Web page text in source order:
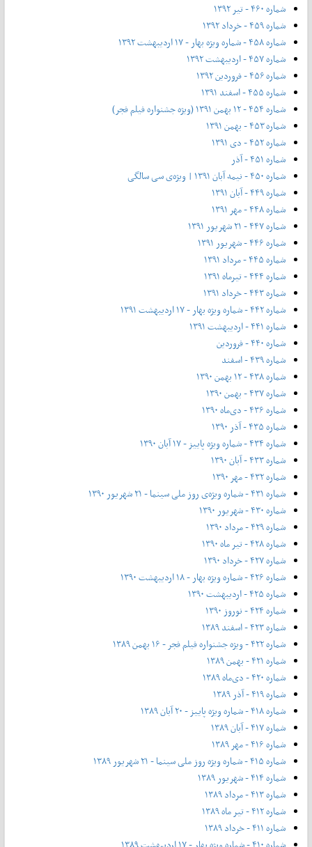
شماره ۴۶۰ - تیر ۱۳۹۲
شماره ۴۵۹ - خرداد ۱۳۹۲
شماره ۴۵۸ - شماره ویژه بهار - ۱۷ اردیبهشت ۱۳۹۲
شماره ۴۵۷ - اردیبهشت ۱۳۹۲
شماره ۴۵۶ - فروردین ۱۳۹۲
شماره ۴۵۵ - اسفند ۱۳۹۱
شماره ۴۵۴ - ۱۲ بهمن ۱۳۹۱ (ویژه جشنواره فیلم فجر)
شماره ۴۵۳ - بهمن ۱۳۹۱
شماره ۴۵۲ - دی ۱۳۹۱
شماره ۴۵۱ - آذر
شماره ۴۵۰ - نیمه آبان ۱۳۹۱ | ویژه‌ی سی سالگی
شماره ۴۴۹ - آبان ۱۳۹۱
شماره ۴۴۸ - مهر ۱۳۹۱
شماره ۴۴۷ - ۲۱ شهریور ۱۳۹۱
شماره ۴۴۶ - شهریور ۱۳۹۱
شماره ۴۴۵ - مرداد ۱۳۹۱
شماره ۴۴۴ - تیر‌ماه ۱۳۹۱
شماره ۴۴۳ - خرداد ۱۳۹۱
شماره ۴۴۲ - شماره ویژه بهار - ۱۷ اردیبهشت ۱۳۹۱
شماره ۴۴۱ - اردیبهشت ۱۳۹۱
شماره ۴۴۰ - فروردین
شماره ۴۳۹ - اسفند
شماره ۴۳۸ - ۱۲ بهمن ۱۳۹۰
شماره ۴۳۷ - بهمن ۱۳۹۰
شماره ۴۳۶ - دی‌ماه ۱۳۹۰
شماره ۴۳۵ - آذر ۱۳۹۰
شماره ۴۳۴ - شماره ویژه پاییز - ۱۷ آبان ۱۳۹۰
شماره ۴۳۳ - آبان ۱۳۹۰
شماره ۴۳۲ - مهر ۱۳۹۰
شماره ۴۳۱ - شماره ویژه‌ی روز ملی سینما - ۲۱ شهریور ۱۳۹۰
شماره ۴۳۰ - شهریور ۱۳۹۰
شماره ۴۲۹ - مرداد ۱۳۹۰
شماره ۴۲۸ - تیر ماه ۱۳۹۰
شماره ۴۲۷ - خرداد ۱۳۹۰
شماره ۴۲۶ - شماره ویژه بهار - ۱۸ اردیبهشت ۱۳۹۰
شماره ۴۲۵ - اردیبهشت ۱۳۹۰
شماره ۴۲۴ - نوروز ۱۳۹۰
شماره ۴۲۳ - اسفند ۱۳۸۹
شماره ۴۲۲ - ویژه جشنواره فیلم فجر - ۱۶ بهمن ۱۳۸۹
شماره ۴۲۱ - بهمن ۱۳۸۹
شماره ۴۲۰ - دی‌ماه ۱۳۸۹
شماره ۴۱۹ - آذر ۱۳۸۹
شماره ۴۱۸ - شماره ویژه پاییز - ۲۰ آبان ۱۳۸۹
شماره ۴۱۷ - آبان ۱۳۸۹
شماره ۴۱۶ - مهر ۱۳۸۹
شماره ۴۱۵ - شماره ویژه روز ملی سینما - ۲۱ شهریور ۱۳۸۹
شماره ۴۱۴ - شهریور ۱۳۸۹
شماره ۴۱۳ - مرداد ۱۳۸۹
شماره ۴۱۲ - تیر ماه ۱۳۸۹
شماره ۴۱۱ - خرداد ۱۳۸۹